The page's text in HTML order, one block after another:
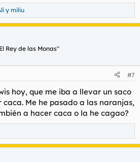
y miliu
Rey de las Monas"
#7
hoy, que me iba a llevar un saco
Me he pasado a las naranjas,
a hacer caca o la he cagao?